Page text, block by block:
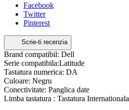
Facebook
Twitter
Pinterest
Scrie-ti recenzia
Brand compatibil: Dell
Serie compatibila:Latitude
Tastatura numerica: DA
Culoare: Negru
Conectivitate: Panglica date
Limba tastatura : Tastatura Internationala